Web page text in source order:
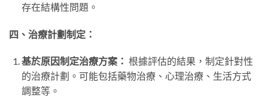
存在結構性問題。
四、治療計劃制定：
基於原因制定治療方案： 根據評估的結果，制定針對性
的治療計劃。可能包括藥物治療、心理治療、生活方式
調整等。